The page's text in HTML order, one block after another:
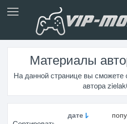
Материалы
На данной странице вы сможете
автора
дате